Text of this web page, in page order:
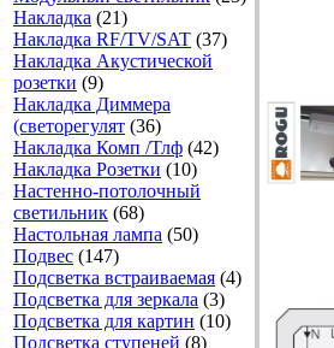
Накладка (21)
Накладка RF/TV/SAT (37)
Накладка Акустической
розетки (9)
Накладка Диммера
(светорегулят (36)
Накладка Комп /Тлф (42)
Накладка Розетки (10)
Настенно-потолочный
светильник (68)
Настольная лампа (50)
Подвес (147)
Подсветка встраиваемая (4)
Подсветка для зеркала (3)
Подсветка для картин (10)
Подсветка ступеней (8)